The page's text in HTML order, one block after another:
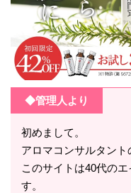
◆管理人より
初めまして。
アロマコンサルタント
このサイトは40代の
す。